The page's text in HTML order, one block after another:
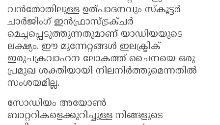
വൻതോതിലുള്ള ഉത്പാദനവും സ്കൂട്ടർ
ചാർജിംഗ് ഇൻഫ്രാസ്ട്രക്ചർ
മെച്ചപ്പെടുത്തുന്നതുമാണ് യാഡിയയുടെ
ലക്ഷ്യം. ഈ മുന്നേറ്റങ്ങൾ ഇലക്ട്രിക്
ഇരുചക്രവാഹന ലോകത്ത് ചൈനയെ ഒരു
പ്രമുഖ ശക്തിയായി നിലനിർത്തുമെന്നതിൽ
സംശയമില്ല.
സോഡിയം അയോൺ
ബാറ്ററികളെക്കുറിച്ചുള്ള നിങ്ങളുടെ